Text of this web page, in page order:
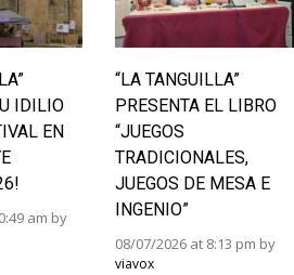
IDILIO
EN
am by
“LA TANGUILLA”
PRESENTA EL LIBRO
“JUEGOS
TRADICIONALES,
JUEGOS DE MESA E
INGENIO”
08/07/2026 at 8:13 pm by
viavox